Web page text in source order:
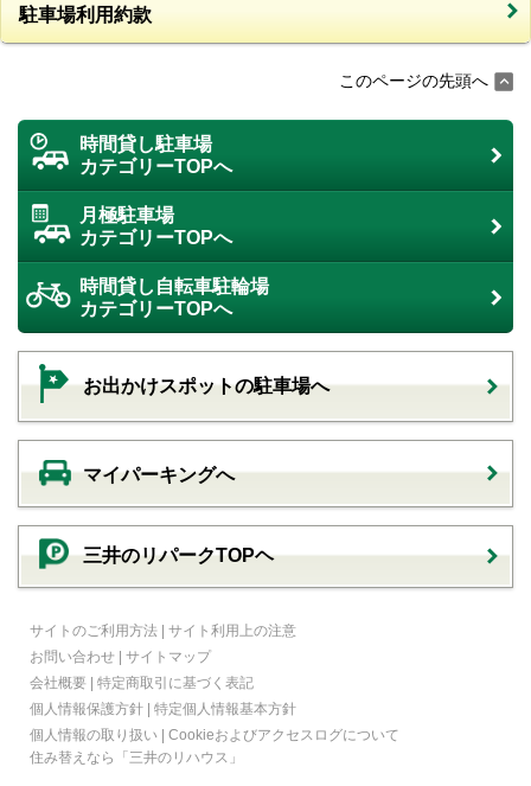
駐車場利用約款
このページの先頭へ
時間貸し駐車場
カテゴリーTOPへ
月極駐車場
カテゴリーTOPへ
時間貸し自転車駐輪場
カテゴリーTOPへ
お出かけスポットの駐車場へ
マイパーキングへ
三井のリパークTOPヘ
サイトのご利用方法 | サイト利用上の注意
お問い合わせ | サイトマップ
会社概要 | 特定商取引に基づく表記
個人情報保護方針 | 特定個人情報基本方針
個人情報の取り扱い | Cookieおよびアクセスログについて
住み替えなら
「三井のリハウス」